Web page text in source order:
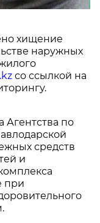
хищение
наружных
со ссылкой на
Агентства по
средств
и
при